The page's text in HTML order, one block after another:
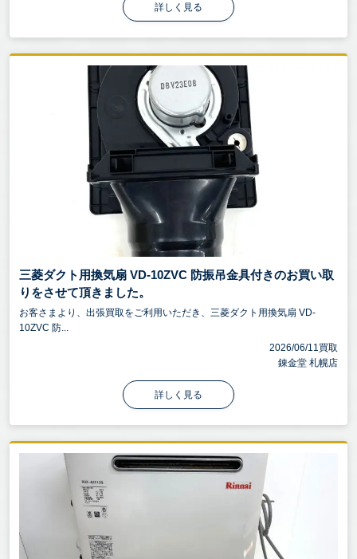
詳しく見る
三菱ダクト用換気扇 VD-10ZVC 防振吊金具付きのお買い取
りをさせて頂きました。
お客さまより、出張買取をご利用いただき、三菱ダクト用換気扇 VD-
10ZVC 防...
2026/06/11買取
錬金堂 札幌店
詳しく見る